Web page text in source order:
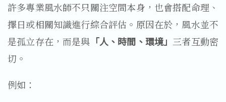
許多專業風水師不只關注空間本身，也會搭配命理、
擇日或相關知識進行綜合評估。原因在於，風水並不
是孤立存在，而是與 「人、時間、環境」 三者互動密
切。
例如：